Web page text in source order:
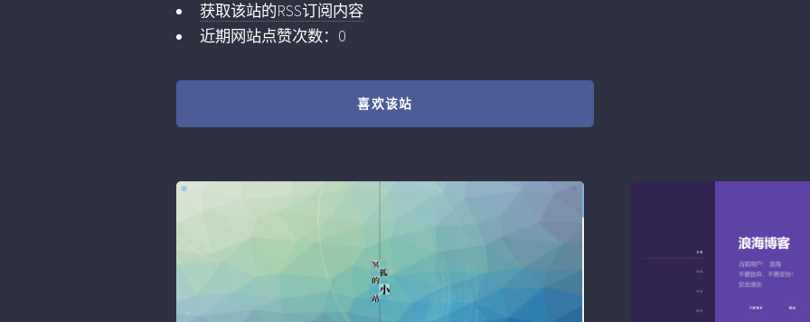
获取该站的RSS订阅内容
近期网站点赞次数：0
喜欢该站